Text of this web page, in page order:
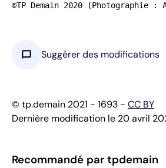
©TP Demain 2020 (Photographie :
chat_bubble Suggérer des modifications
© tp.demain 2021 - 1693 - CC BY
Dernière modification le 20 avril
Recommandé par tpdemain